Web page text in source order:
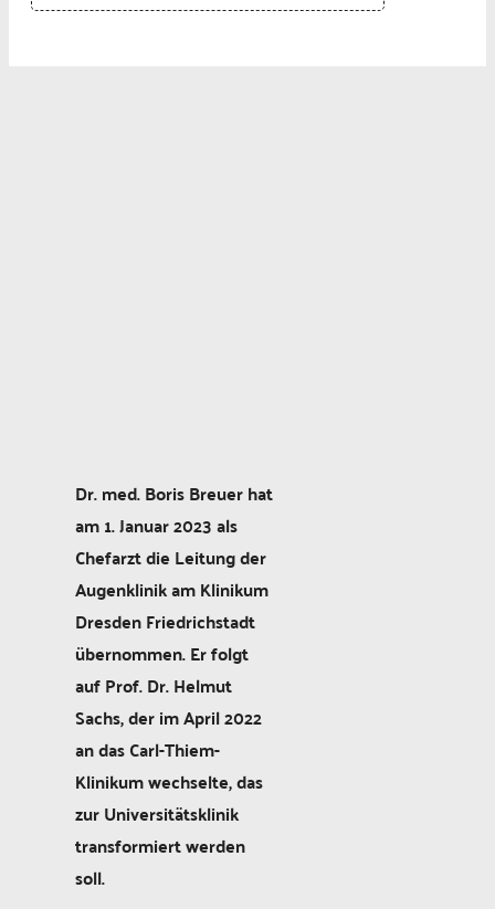
Dr. med. Boris Breuer hat
am 1. Januar 2023 als
Chefarzt die Leitung der
Augenklinik am Klinikum
Dresden Friedrichstadt
übernommen. Er folgt
auf Prof. Dr. Helmut
Sachs, der im April 2022
an das Carl-Thiem-
Klinikum wechselte, das
zur Universitätsklinik
transformiert werden
soll.